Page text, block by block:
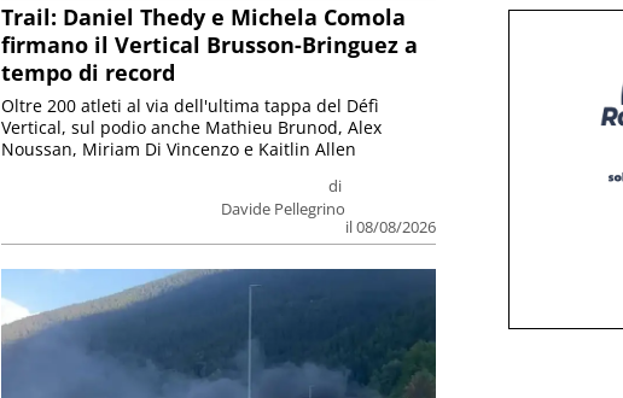
Trail: Daniel Thedy e Michela Comola
firmano il Vertical Brusson-Bringuez a
tempo di record
di
Davide Pellegrino
il 08/08/2026
Oltre 200 atleti al via dell'ultima tappa del Défì
Vertical, sul podio anche Mathieu Brunod, Alex
Noussan, Miriam Di Vincenzo e Kaitlin Allen